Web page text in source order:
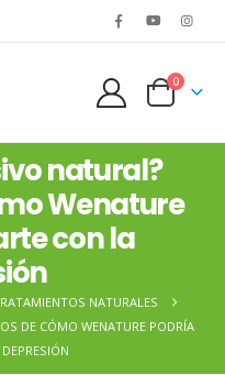
0
natural?
Wenature
con la
NATURALES
DE CÓMO WENATURE PODRÍA